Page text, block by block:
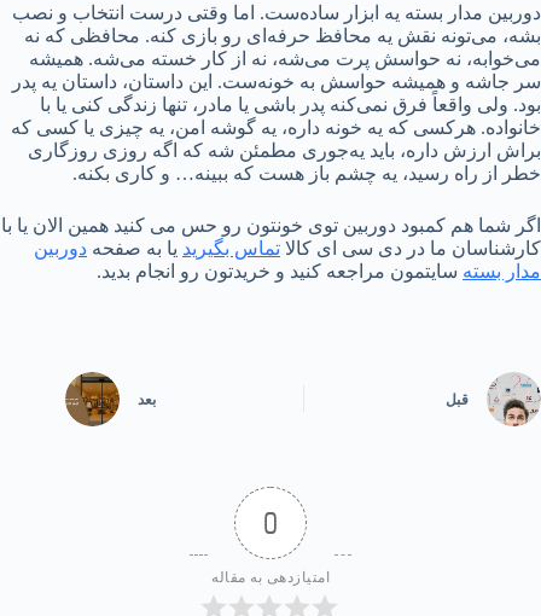
دوربین مدار بسته یه ابزار ساده‌ست. اما وقتی درست انتخاب و نصب
بشه، می‌تونه نقش یه محافظ حرفه‌ای رو بازی کنه. محافظی که نه
می‌خوابه، نه حواسش پرت می‌شه، نه از کار خسته می‌شه. همیشه
سر جاشه و همیشه حواسش به خونه‌ست. این داستان، داستان یه پدر
بود. ولی واقعاً فرق نمی‌کنه پدر باشی یا مادر، تنها زندگی کنی یا با
خانواده. هرکسی که یه خونه داره، یه گوشه امن، یه چیزی یا کسی که
براش ارزش داره، باید یه‌جوری مطمئن شه که اگه روزی روزگاری
خطر از راه رسید، یه چشم باز هست که ببینه… و کاری بکنه.
اگر شما هم کمبود دوربین توی خونتون رو حس می کنید همین الان یا با
کارشناسان ما در دی سی ای کالا تماس بگیرید یا به صفحه دوربین
مدار بسته سایتمون مراجعه کنید و خریدتون رو انجام بدید.
قبل بعد
0
امتیازدهی به مقاله